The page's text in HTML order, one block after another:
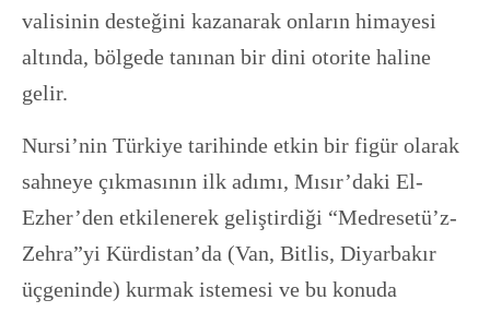
valisinin desteğini kazanarak onların himayesi
altında, bölgede tanınan bir dini otorite haline
gelir.
Nursi’nin Türkiye tarihinde etkin bir figür olarak
sahneye çıkmasının ilk adımı, Mısır’daki El-
Ezher’den etkilenerek geliştirdiği “Medresetü’z-
Zehra”yi Kürdistan’da (Van, Bitlis, Diyarbakır
üçgeninde) kurmak istemesi ve bu konuda